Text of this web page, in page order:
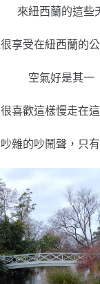
來紐西蘭的這些
享受在紐西蘭的
空氣好是其一
喜歡這樣慢走在
雜的吵鬧聲，只